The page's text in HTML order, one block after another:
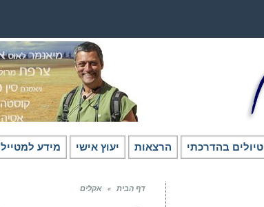
טיולים בהדרכתי הרצאות יעוץ אישי מידע למטייל
דף הבית » אקלים